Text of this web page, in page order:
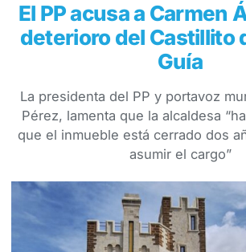
El PP acusa a Carmen
deterioro del Castillito
Guía
La presidenta del PP y portavoz
Pérez, lamenta que la alcaldesa
que el inmueble está cerrado dos
asumir el cargo”